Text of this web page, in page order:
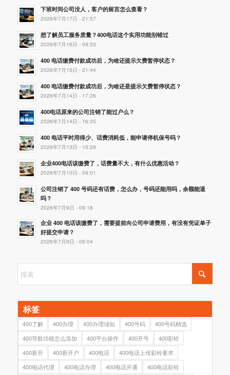
下班时间公司没人，客户的留言怎么查看？
2026年7月17日 - 21:57
想了解员工服务质量？400电话这个实用功能别错过
2026年7月16日 - 09:53
400 电话缴费付款成功后，为啥还提示欠费暂停状态？
2026年7月15日 - 21:44
400 电话缴费付款成功后，为啥还是提示欠费暂停状态？
2026年7月14日 - 17:26
400电话原来的公司注销了能过户么？
2026年7月14日 - 16:35
400 电话平时用得少、话费消耗低，能申请停机保号吗？
2026年7月13日 - 15:29
企业400电话该缴费了，话费量不大，有什么优惠活动？
2026年7月10日 - 09:01
公司注销了 400 号码还有话费，怎么办，号码还能用吗，余额能退
吗？
2026年7月9日 - 09:18
企业 400 电话该缴费了，需要提前向公司申请费用，有没有凭证单子
好提交申请？
2026年7月9日 - 09:04
标签
400了解 400办理 400办理须知 400号码
400号码精选
400导航功能怎么添加
400平台操作 400开号
400彩铃
400新开
400新开户 400电话
400电话上传彩铃要求
400电话代理
400电话办理 400电话开通 400电话彩铃